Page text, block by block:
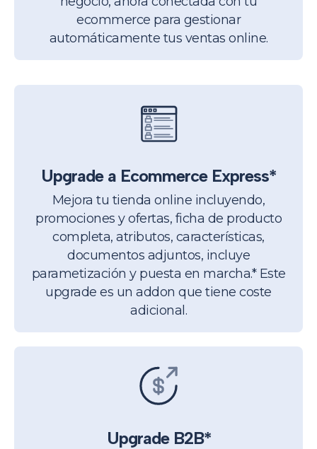
ecommerce para gestionar
automáticamente tus ventas online.
Upgrade a Ecommerce Express*
Mejora tu tienda online incluyendo,
promociones y ofertas, ficha de producto
completa, atributos, características,
documentos adjuntos, incluye
parametización y puesta en marcha.* Este
upgrade es un addon que tiene coste
adicional.
Upgrade B2B*